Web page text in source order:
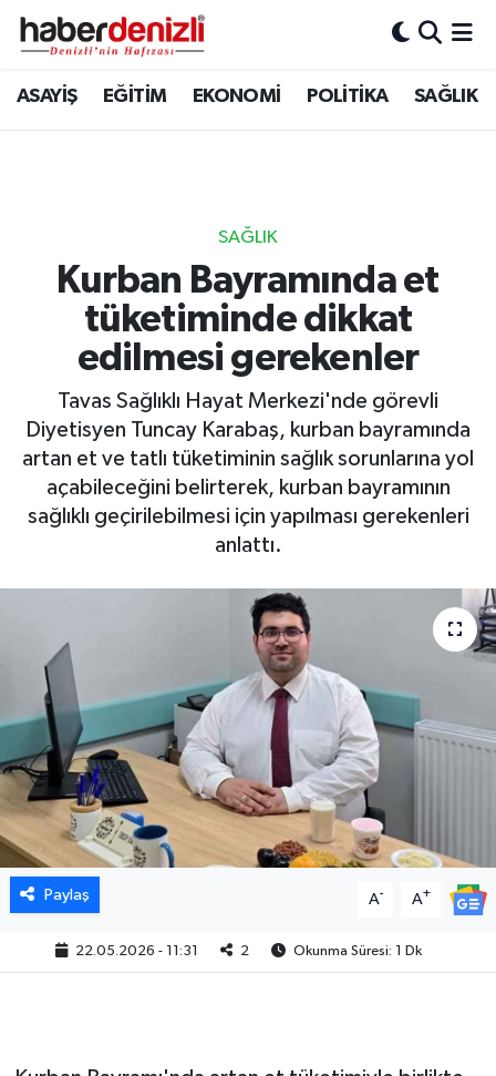
ASAYİŞ EĞİTİM EKONOMİ POLİTİKA SAĞLIK
SAĞLIK
Kurban Bayramında et
tüketiminde dikkat
edilmesi gerekenler
Tavas Sağlıklı Hayat Merkezi'nde görevli
Diyetisyen Tuncay Karabaş, kurban bayramında
artan et ve tatlı tüketiminin sağlık sorunlarına yol
açabileceğini belirterek, kurban bayramının
sağlıklı geçirilebilmesi için yapılması gerekenleri
anlattı.
Paylaş A- A+
22.05.2026 - 11:31 2 Okunma Süresi: 1 Dk
Denizli Nöbetçi Eczaneler
Tüm Manşetler
Son Dakika Haberleri
Haber Arşivi